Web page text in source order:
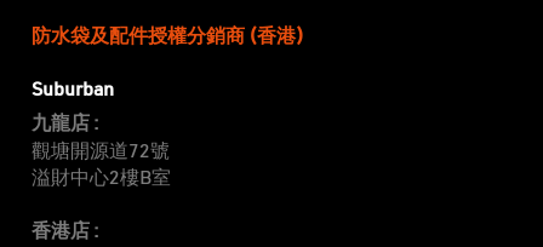
防水袋及配件授權分銷商 (香港)
Suburban
九龍店 :
觀塘開源道72號
溢財中心2樓B室‎
香港店 :